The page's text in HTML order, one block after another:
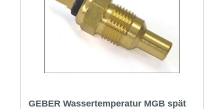
GEBER Wassertemperatur MGB spät